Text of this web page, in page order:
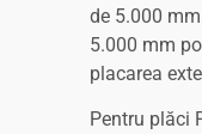
de 5.000
5.000 mm
placarea
Pentru plăci